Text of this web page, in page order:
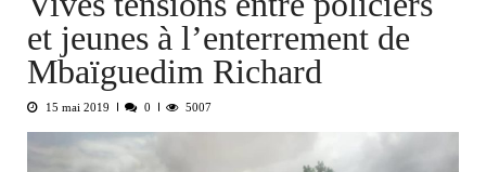
et jeunes à l’enterrement de
Mbaïguedim Richard
15 mai 2019 0 5007